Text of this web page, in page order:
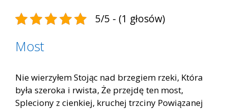
5/5 - (1 głosów)
Most
Nie wierzyłem Stojąc nad brzegiem rzeki, Która
była szeroka i rwista, Że przejdę ten most,
Spleciony z cienkiej, kruchej trzciny Powiązanej